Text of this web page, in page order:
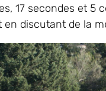
17 secondes et 5
discutant de la